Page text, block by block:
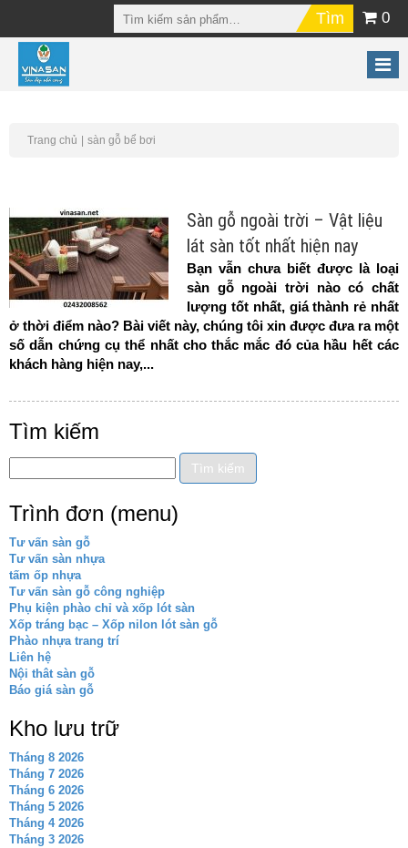
0
Trang chủ sàn gỗ bể bơi
Sàn gỗ ngoài trời – Vật liệu
lát sàn tốt nhất hiện nay
Bạn vẫn chưa biết được là loại
sàn gỗ ngoài trời nào có chất
lượng tốt nhất, giá thành rẻ nhất
ở thời điểm nào? Bài viết này, chúng tôi xin được đưa ra một
số dẫn chứng cụ thể nhất cho thắc mắc đó của hầu hết các
khách hàng hiện nay,...
Tìm kiếm
Trình đơn (menu)
Tư vấn sàn gỗ
Tư vấn sàn nhựa
tấm ốp nhựa
Tư vấn sàn gỗ công nghiệp
Phụ kiện phào chỉ và xốp lót sàn
Xốp tráng bạc – Xốp nilon lót sàn gỗ
Phào nhựa trang trí
Liên hệ
Nội thât sàn gỗ
Báo giá sàn gỗ
Kho lưu trữ
Tháng 8 2026
Tháng 7 2026
Tháng 6 2026
Tháng 5 2026
Tháng 4 2026
Tháng 3 2026